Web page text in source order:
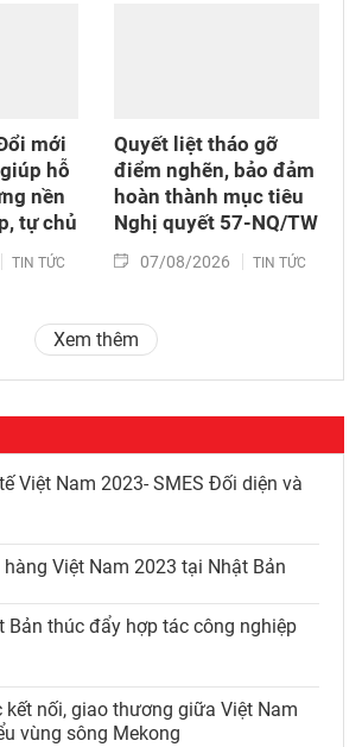
mới
hỗ
nền
tự chủ
TIN TỨC
Quyết liệt tháo gỡ
điểm nghẽn, bảo đảm
hoàn thành mục tiêu
Nghị quyết 57-NQ/TW
07/08/2026 TIN TỨC
Xem thêm
Việt Nam 2023- SMES Đối diện và
Việt Nam 2023 tại Nhật Bản
Bản thúc đẩy hợp tác công nghiệp
kết nối, giao thương giữa Việt Nam
vùng sông Mekong